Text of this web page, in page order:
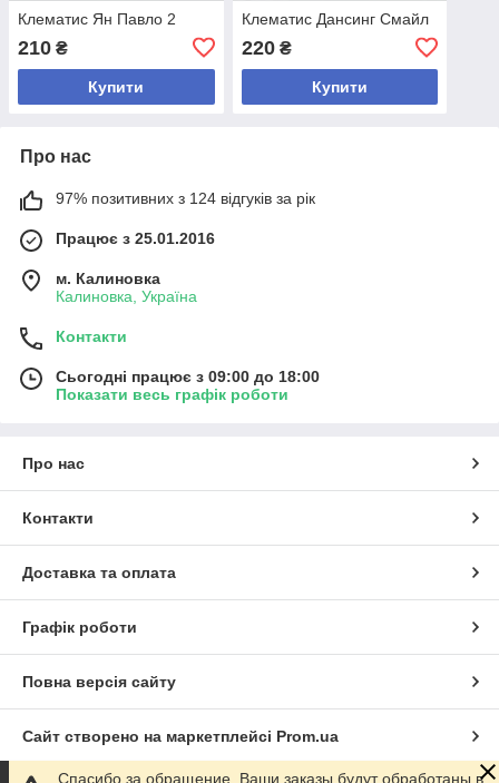
Клематис Ян Павло 2
210 ₴
Купити
Клематис Дансинг Смайл
220₴
Купити
Про нас
97% позитивних з 124 відгуків за рік
Працює з 25.01.2016
м. Калиновка
Калиновка, Україна
Контакти
Сьогодні працює з 09:00 до 18:00
Показати весь графік роботи
Про нас
Контакти
Доставка та оплата
Графік роботи
Повна версія сайту
Сайт створено на маркетплейсі Prom.ua
Спасибо за обращение. Ваши заказы будут обработаны в